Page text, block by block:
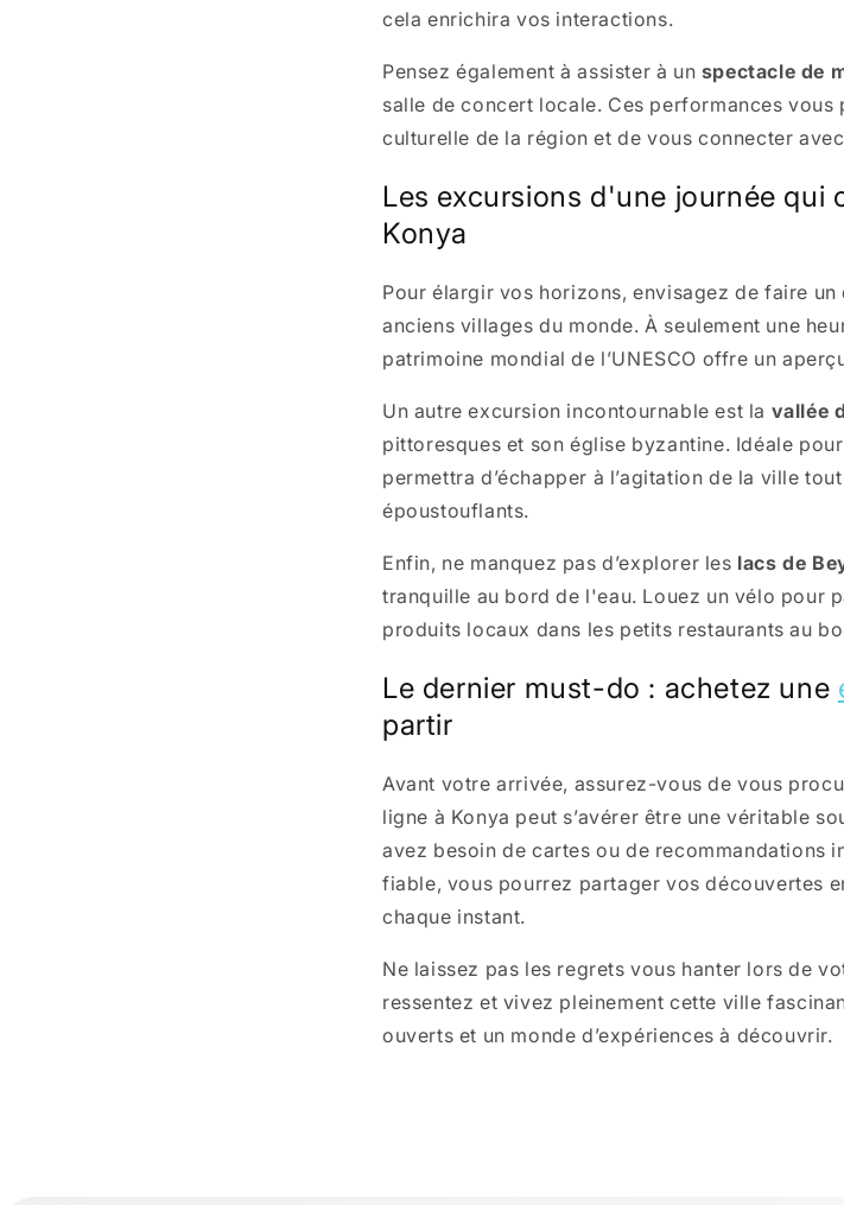
cela enrichira vos interactions.
Pensez également à assister à un spectacle de
salle de concert locale. Ces performances
culturelle de la région et de vous connecter avec
Les excursions d'une journée qui
Konya
Pour élargir vos horizons, envisagez de faire un
anciens villages du monde. À seulement une
patrimoine mondial de l’UNESCO offre un
Un autre excursion incontournable est la vallée
pittoresques et son église byzantine. Idéale
permettra d’échapper à l’agitation de la ville
époustouflants.
Enfin, ne manquez pas d’explorer les lacs de
tranquille au bord de l'eau. Louez un vélo pour
produits locaux dans les petits restaurants au
Le dernier must-do : achetez une
partir
Avant votre arrivée, assurez-vous de vous
ligne à Konya peut s’avérer être une véritable
avez besoin de cartes ou de recommandations
fiable, vous pourrez partager vos découvertes
chaque instant.
Ne laissez pas les regrets vous hanter lors de
ressentez et vivez pleinement cette ville
ouverts et un monde d’expériences à découvrir.